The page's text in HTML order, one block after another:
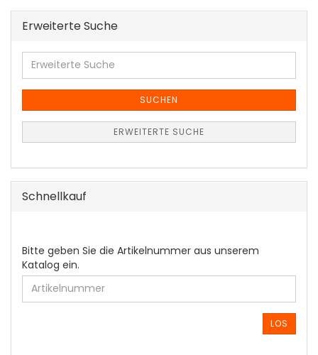
Erweiterte Suche
Erweiterte
Suche
SUCHEN
ERWEITERTE SUCHE
Schnellkauf
BITTE
GEBEN
SIE
DIE
ARTIKELNUMMER
Bitte geben Sie die Artikelnummer aus unserem
Katalog ein.
LOS